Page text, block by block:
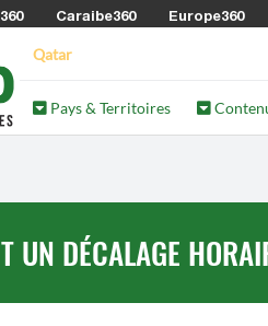
Caraibe360 Europe360
Qatar
Pays & Territoires
UN DÉCALAGE